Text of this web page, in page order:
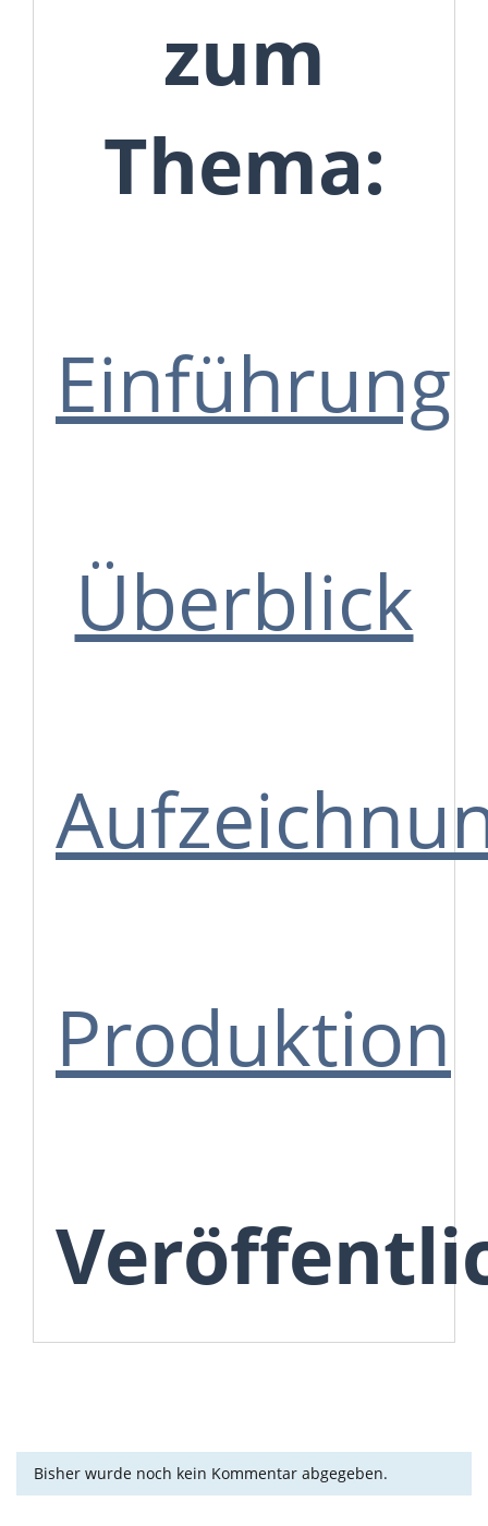
zum
Thema:
Einführung
Überblick
Produktion
Bisher wurde noch kein Kommentar abgegeben.